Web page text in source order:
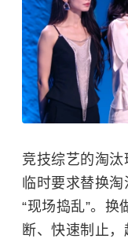
竞技综艺的淘
临时要求替换淘
“现场捣乱”。换
断、快速制止